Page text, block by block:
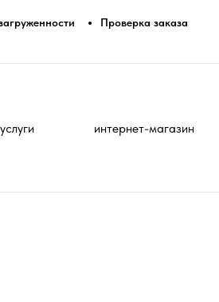
услуги интернет-магазин
Проверка заказа